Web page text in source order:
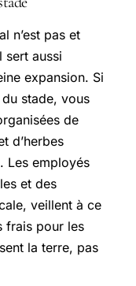
n’est pas et
sert aussi
expansion. Si
stade, vous
de
d’herbes
Les employés
et des
veillent à ce
frais pour les
la terre, pas